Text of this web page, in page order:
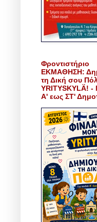
Φροντιστήριο
ΕΚΜΑΘΗΣΗ:
τη Δική σου
YRITYSKYLÄ! -
Α' εως ΣΤ'